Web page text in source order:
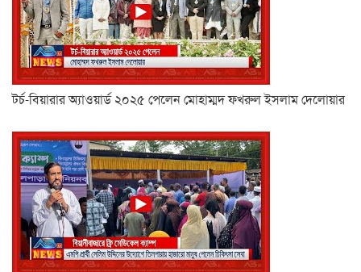
টর্চ-বিয়ারার অ্যাওয়ার্ড ২০২৫ পেলেন মোহাম্মদ ফখরুল ইসলাম দেলোয়ার